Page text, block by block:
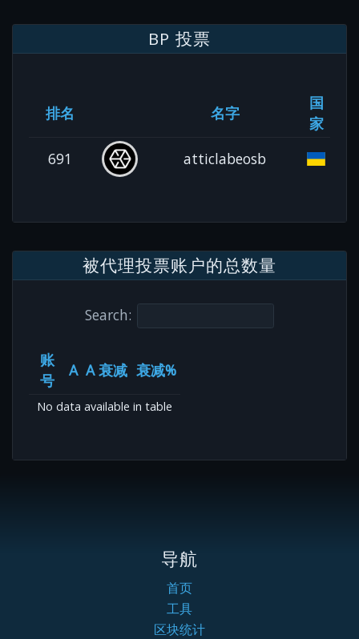
BP 投票
排名 名字
国
家
691
atticlabeosb
被代理投票账户的总数量
Search:
账
号
A A 衰减 衰减%
No data available in table
导航
首页
工具
区块统计